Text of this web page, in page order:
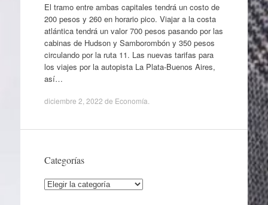
El tramo entre ambas capitales tendrá un costo de
200 pesos y 260 en horario pico. Viajar a la costa
atlántica tendrá un valor 700 pesos pasando por las
cabinas de Hudson y Samborombón y 350 pesos
circulando por la ruta 11. Las nuevas tarifas para
los viajes por la autopista La Plata-Buenos Aires,
así…
diciembre 2, 2022 de Economía
Categorías
Categorías